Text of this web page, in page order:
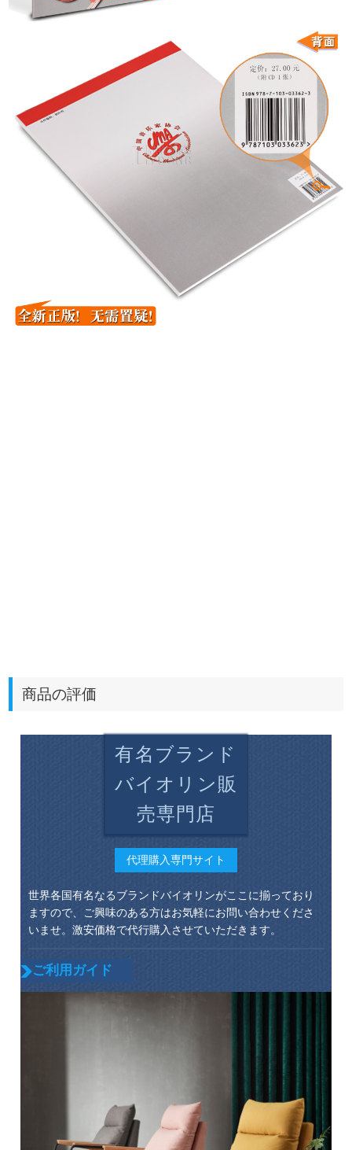
商品の評価
有名ブランド
バイオリン販
売専門店
代理購入専門サイト
世界各国有名なるブランドバイオリンがここに揃っており
ますので、ご興味のある方はお気軽にお問い合わせくださ
いませ。激安価格で代行購入させていただきます。
ご利用ガイド